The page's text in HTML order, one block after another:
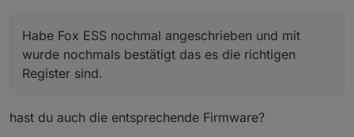
2025-11-12 10:47:50.135	warn
modbus.0
2025-11-12 10:47:50.045	warn
modbus.0
2025-11-12 10:47:49.859	warn
Habe Fox ESS nochmal angeschrieben und mit
wurde nochmals bestätigt das es die richtigen
Register sind.
hast du auch die entsprechende Firmware?